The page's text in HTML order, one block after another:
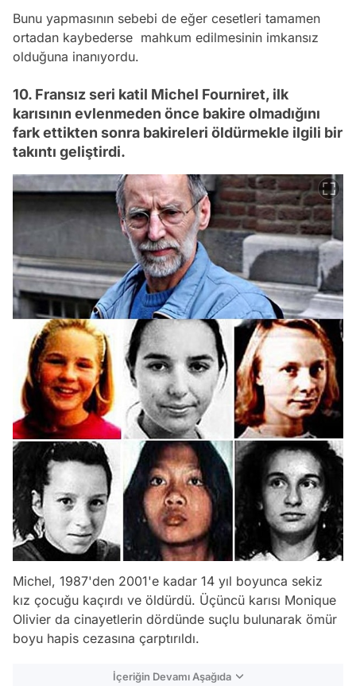
Bunu yapmasının sebebi de eğer cesetleri tamamen
ortadan kaybederse mahkum edilmesinin imkansız
olduğuna inanıyordu.
10. Fransız seri katil Michel Fourniret, ilk
karısının evlenmeden önce bakire olmadığını
fark ettikten sonra bakireleri öldürmekle ilgili bir
takıntı geliştirdi.
Michel, 1987'den 2001'e kadar 14 yıl boyunca sekiz
kız çocuğu kaçırdı ve öldürdü. Üçüncü karısı Monique
Olivier da cinayetlerin dördünde suçlu bulunarak ömür
boyu hapis cezasına çarptırıldı.
İçeriğin Devamı Aşağıda